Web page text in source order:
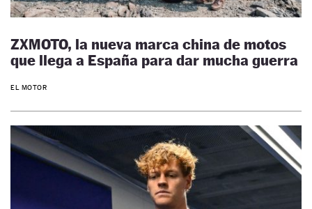
ZXMOTO, la nueva marca china de motos
que llega a España para dar mucha guerra
EL MOTOR